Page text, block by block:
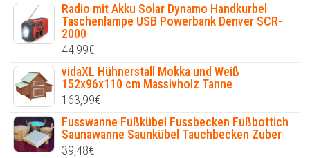
Radio mit Akku Solar Dynamo Handkurbel
Taschenlampe USB Powerbank Denver SCR-
2000
44,99€
vidaXL Hühnerstall Mokka und Weiß
152x96x110 cm Massivholz Tanne
163,99€
Fusswanne Fußkübel Fussbecken Fußbottich
Saunawanne Saunkübel Tauchbecken Zuber
39,48€